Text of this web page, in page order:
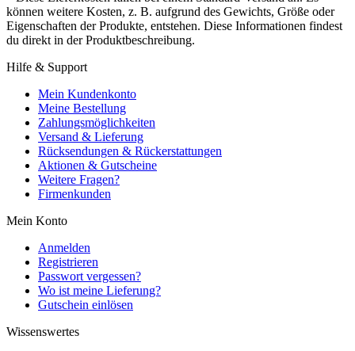
können weitere Kosten, z. B. aufgrund des Gewichts, Größe oder
Eigenschaften der Produkte, entstehen. Diese Informationen findest
du direkt in der Produktbeschreibung.
Hilfe & Support
Mein Kundenkonto
Meine Bestellung
Zahlungsmöglichkeiten
Versand & Lieferung
Rücksendungen & Rückerstattungen
Aktionen & Gutscheine
Weitere Fragen?
Firmenkunden
Mein Konto
Anmelden
Registrieren
Passwort vergessen?
Wo ist meine Lieferung?
Gutschein einlösen
Wissenswertes